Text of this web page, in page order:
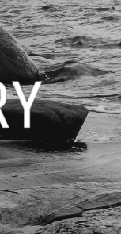
elämään ry